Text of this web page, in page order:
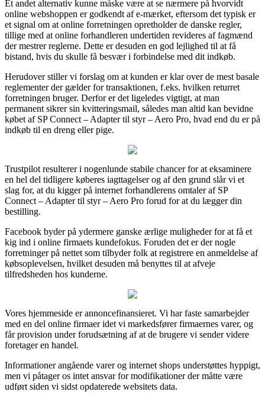
Et andet alternativ kunne måske være at se nærmere på hvorvidt
online webshoppen er godkendt af e-mærket, eftersom det typisk er
et signal om at online forretningen opretholder de danske regler,
tillige med at online forhandleren undertiden revideres af fagmænd
der mestrer reglerne. Dette er desuden en god lejlighed til at få
bistand, hvis du skulle få besvær i forbindelse med dit indkøb.
Herudover stiller vi forslag om at kunden er klar over de mest basale
reglementer der gælder for transaktionen, f.eks. hvilken returret
forretningen bruger. Derfor er det ligeledes vigtigt, at man
permanent sikrer sin kvitteringsmail, således man altid kan bevidne
købet af SP Connect – Adapter til styr – Aero Pro, hvad end du er på
indkøb til en dreng eller pige.
Trustpilot resulterer i nogenlunde stabile chancer for at eksaminere
en hel del tidligere køberes iagttagelser og af den grund slår vi et
slag for, at du kigger på internet forhandlerens omtaler af SP
Connect – Adapter til styr – Aero Pro forud for at du lægger din
bestilling.
Facebook byder på ydermere ganske ærlige muligheder for at få et
kig ind i online firmaets kundefokus. Foruden det er der nogle
forretninger på nettet som tilbyder folk at registrere en anmeldelse af
købsoplevelsen, hvilket desuden må benyttes til at afveje
tilfredsheden hos kunderne.
Vores hjemmeside er annoncefinansieret. Vi har faste samarbejder
med en del online firmaer idet vi markedsfører firmaernes varer, og
får provision under forudsætning af at de brugere vi sender videre
foretager en handel.
Informationer angående varer og internet shops understøttes hyppigt,
men vi påtager os intet ansvar for modifikationer der måtte være
udført siden vi sidst opdaterede websitets data.